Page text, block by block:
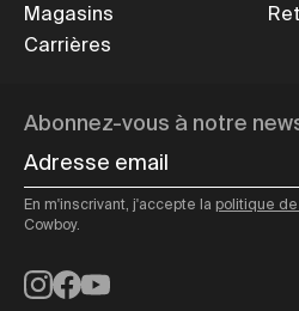
Magasins
Carrières
Abonnez-vous à notre
Adresse email
En m'inscrivant, j'accepte la politique
Cowboy.
Instagram
Facebook
YouTube